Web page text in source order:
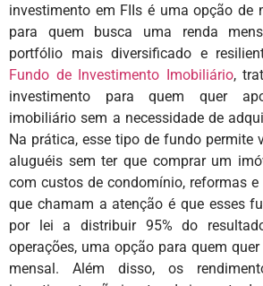
investimento em FIIs é uma opção de
para quem busca uma renda
portfólio mais diversificado e
Fundo de Investimento Imobiliário,
investimento para quem quer
imobiliário sem a necessidade de
Na prática, esse tipo de fundo permite
aluguéis sem ter que comprar um
com custos de condomínio, reformas e
que chamam a atenção é que esses
por lei a distribuir 95% do
operações, uma opção para quem
mensal. Além disso, os